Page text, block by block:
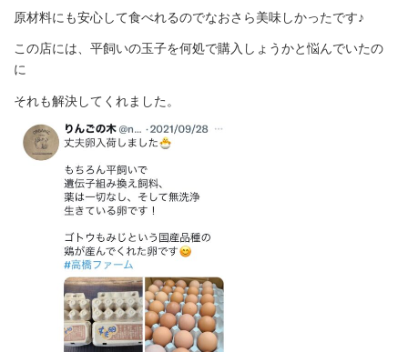
原材料にも安心して食べれるのでなおさら美味しかったです♪
この店には、平飼いの玉子を何処で購入しょうかと悩んでいたの
に
それも解決してくれました。